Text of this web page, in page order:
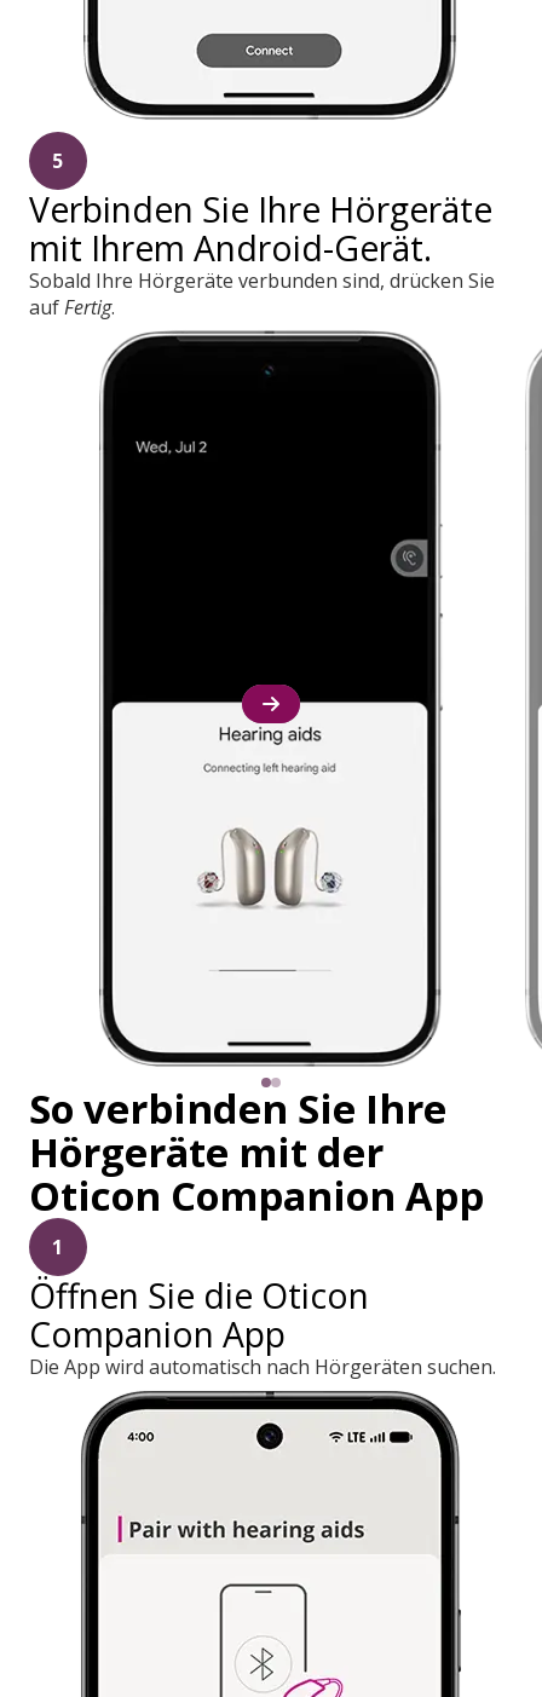
5
Verbinden Sie Ihre Hörgeräte
mit Ihrem Android-Gerät.
Sobald Ihre Hörgeräte verbunden sind, drücken Sie
aufFertig.
So verbinden Sie Ihre
Hörgeräte mit der
Oticon Companion App
1
Öffnen Sie die Oticon
Companion App
Die App wird automatisch nach Hörgeräten suchen.